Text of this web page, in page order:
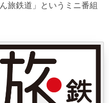
旅鉄道」というミニ番組